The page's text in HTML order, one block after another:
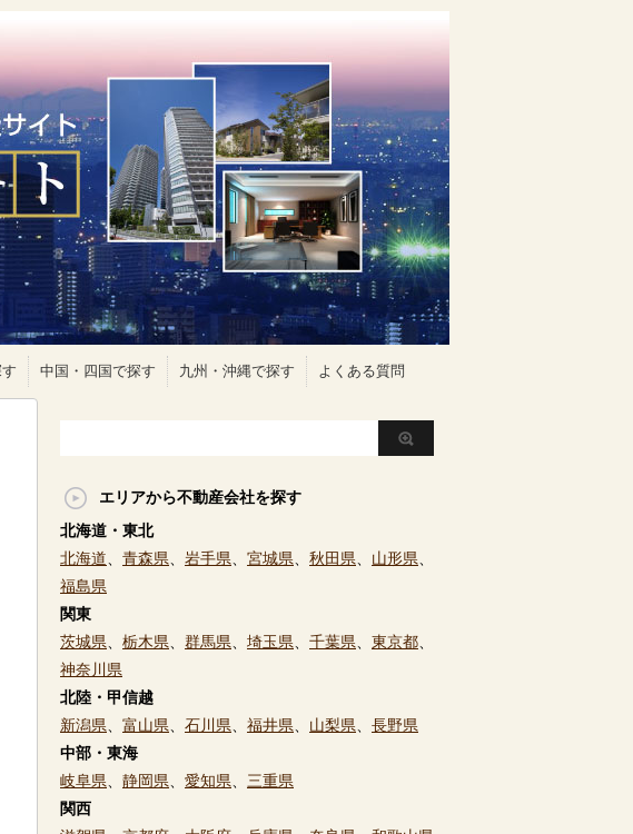
中国・四国で探す 九州・沖縄で探す よくある質問
エリアから不動産会社を探す
北海道・東北
北海道
青森県 岩手県 宮城県 秋田県 山形県
福島県
関東
茨城県
栃木県 群馬県 埼玉県 千葉県 東京都
神奈川県
北陸・甲信越
新潟県
富山県 石川県 福井県 山梨県
長野県
中部・東海
岐阜県
静岡県 愛知県
三重県
関西